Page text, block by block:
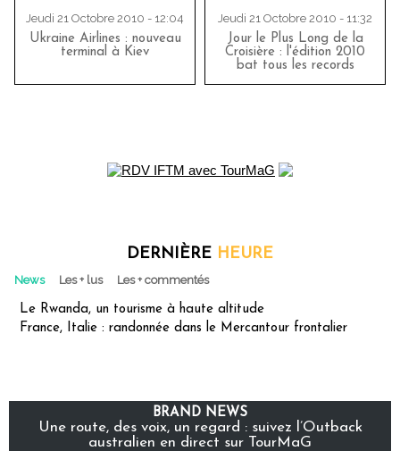
Jeudi 21 Octobre 2010 - 12:04
Ukraine Airlines : nouveau
terminal à Kiev
Jeudi 21 Octobre 2010 - 11:32
Jour le Plus Long de la
Croisière : l'édition 2010
bat tous les records
DERNIÈRE HEURE
News Les + lus Les + commentés
Le Rwanda, un tourisme à haute altitude
France, Italie : randonnée dans le Mercantour frontalier
BRAND NEWS
Une route, des voix, un regard : suivez l’Outback
australien en direct sur TourMaG